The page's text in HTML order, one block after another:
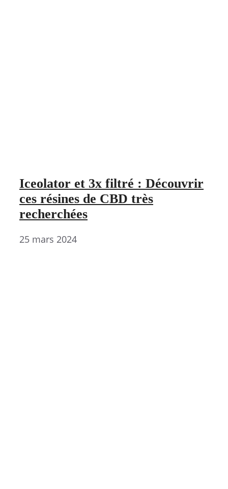
Iceolator et 3x filtré : Découvrir
ces résines de CBD très
recherchées
25 mars 2024